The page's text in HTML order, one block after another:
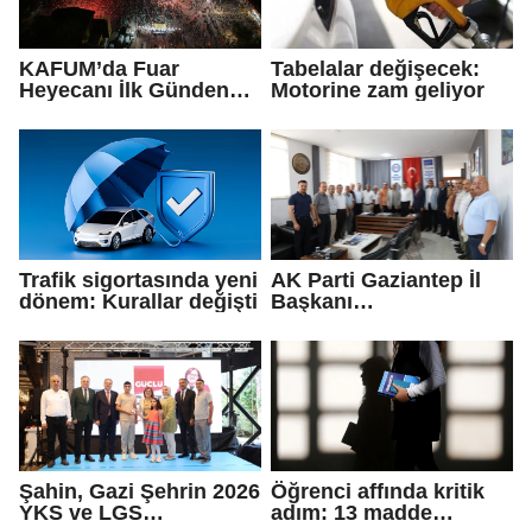
KAFUM’da Fuar
Heyecanı İlk Günden
Tabelalar değişecek:
Motorine zam geliyor
Trafik sigortasında yeni
dönem: Kurallar değişti
AK Parti Gaziantep İl
Başkanı
toplum kuruluşlarına
ziyaret: Gönül
köprülerini
güçlendirmeye devam
edeceğiz
Şahin, Gazi Şehrin 2026
YKS ve LGS
Öğrenci affında kritik
adım: 13 madde